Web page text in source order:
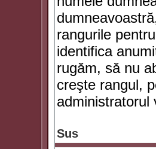
rangurile
identifica
rugăm, să nu
creşte rangul,
administratorul
Sus